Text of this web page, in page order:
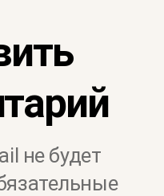
не будет